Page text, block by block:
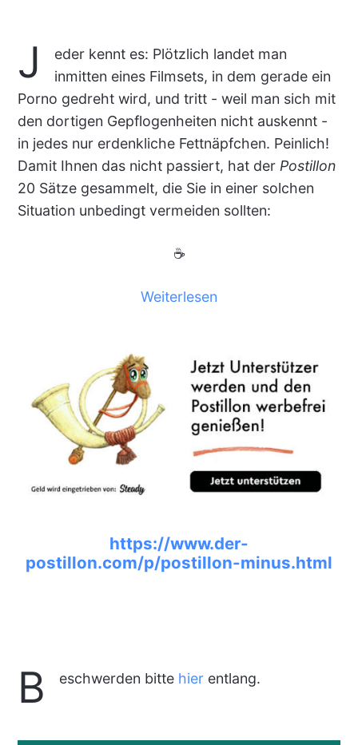
J
eder kennt es: Plötzlich landet man
inmitten eines Filmsets, in dem gerade ein
Porno gedreht wird, und tritt - weil man sich mit
den dortigen Gepflogenheiten nicht auskennt -
in jedes nur erdenkliche Fettnäpfchen. Peinlich!
Damit Ihnen das nicht passiert, hat der Postillon
20 Sätze gesammelt, die Sie in einer solchen
Situation unbedingt vermeiden sollten:
☕
Weiterlesen
https://www.der-
postillon.com/p/postillon-minus.html
B eschwerden bitte hierentlang.